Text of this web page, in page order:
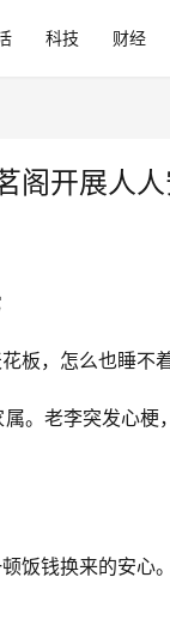
科技 财经
阁开展人
板，怎么也睡不着
。老李突发心
饭钱换来的安心。